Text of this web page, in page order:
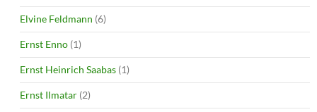
Elvine Feldmann (6)
Ernst Enno (1)
Ernst Heinrich Saabas (1)
Ernst Ilmatar (2)